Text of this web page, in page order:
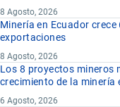
8 Agosto, 2026
Minería en Ecuador crece
exportaciones
8 Agosto, 2026
Los 8 proyectos mineros
crecimiento de la minería
6 Agosto, 2026